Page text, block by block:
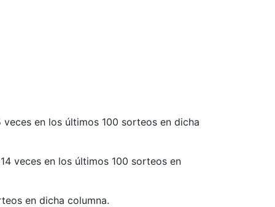
en los últimos 100 sorteos en dicha
veces en los últimos 100 sorteos en
en dicha columna.